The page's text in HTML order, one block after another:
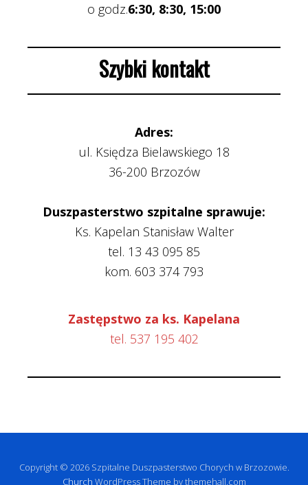
o godz.6:30, 8:30, 15:00
Szybki kontakt
Adres:
ul. Księdza Bielawskiego 18
36-200 Brzozów
Duszpasterstwo szpitalne sprawuje:
Ks. Kapelan Stanisław Walter
tel. 13 43 095 85
kom. 603 374 793
Zastępstwo za ks. Kapelana
tel. 537 195 402
Copyright © 2026 Szpitalne Duszpasterstwo Chorych w Brzozowie.
Church WordPress Theme by themehall.com